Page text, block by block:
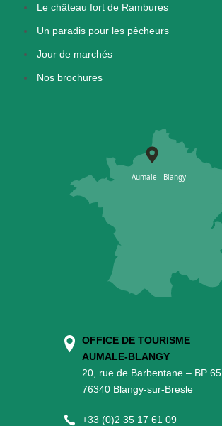
Le château fort de Rambures
Un paradis pour les pêcheurs
Jour de marchés
Nos brochures
OFFICE DE TOURISME
AUMALE-BLANGY
20, rue de Barbentane – BP 65
76340 Blangy-sur-Bresle
+33 (0)2 35 17 61 09